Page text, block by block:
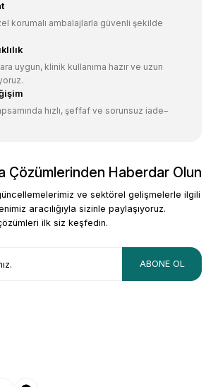
korumalı ambalajlarla güvenli şekilde
uygun, klinik kullanıma hazır ve uzun
hızlı, şeffaf ve sorunsuz iade–
Çözümlerinden Haberdar Olun
ve sektörel gelişmelerle ilgili
aracılığıyla sizinle paylaşıyoruz.
ilk siz keşfedin.
ABONE OL